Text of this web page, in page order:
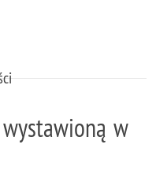
wystawioną w